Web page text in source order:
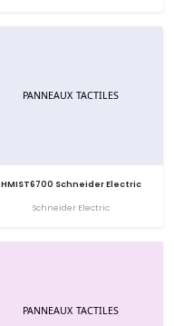
HMIST6700 Schneider Electric
Schneider Electric